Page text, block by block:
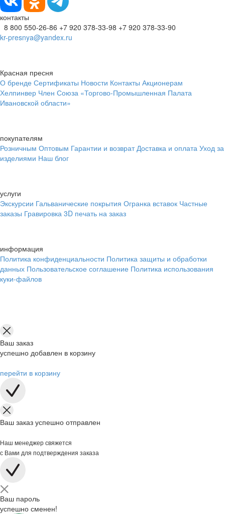
контакты
8 800 550-26-86 +7 920 378-33-98 +7 920 378-33-90
kr-presnya@yandex.ru
Красная пресня
О бренде Сертификаты Новости Контакты Акционерам
Хелпинвер Член Союза «Торгово-Промышленная Палата
Ивановской области»
покупателям
Розничным Оптовым Гарантии и возврат Доставка и оплата Уход за
изделиями Наш блог
услуги
Экскурсии Гальванические покрытия Огранка вставок Частные
заказы Гравировка 3D печать на заказ
информация
Политика конфиденциальности Политика защиты и обработки
данных Пользовательское соглашение Политика использования
куки-файлов
Ваш заказ
успешно добавлен в корзину
перейти в корзину
Ваш заказ успешно отправлен
Наш менеджер свяжется
с Вами для подтверждения заказа
Ваш пароль
успешно сменен!